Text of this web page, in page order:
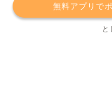
無料アプリで
と
プライバシーポリシー
サービスに関してのお問い合